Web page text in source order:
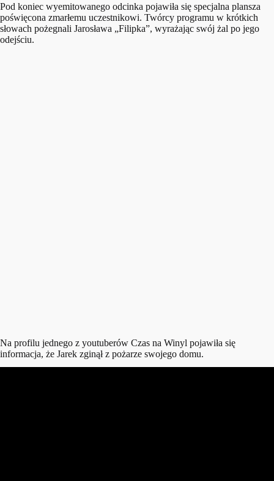
Pod koniec wyemitowanego odcinka pojawiła się specjalna plansza
poświęcona zmarłemu uczestnikowi. Twórcy programu w krótkich
słowach pożegnali Jarosława „Filipka”, wyrażając swój żal po jego
odejściu.
Na profilu jednego z youtuberów Czas na Winyl pojawiła się
informacja, że Jarek zginął z pożarze swojego domu.